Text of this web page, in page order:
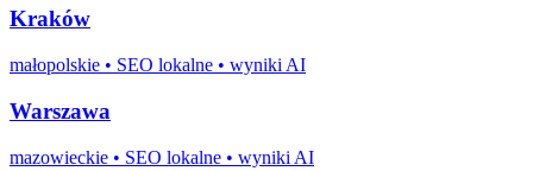
Kraków
małopolskie • SEO lokalne • wyniki AI
Warszawa
mazowieckie • SEO lokalne • wyniki AI